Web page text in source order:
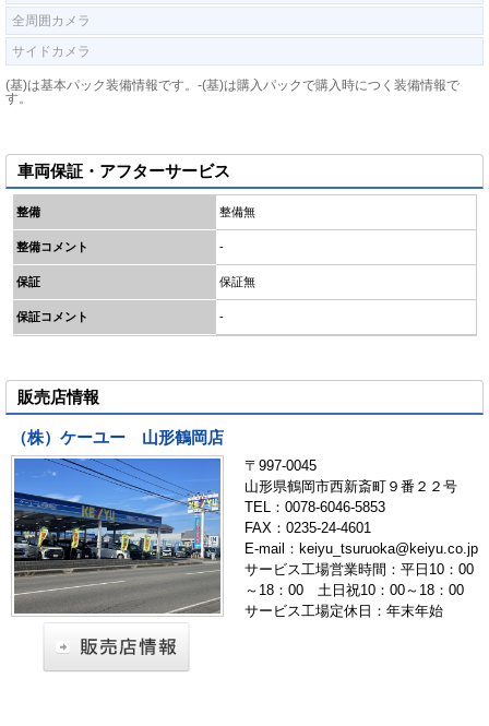
全周囲カメラ
サイドカメラ
(基)は基本パック装備情報です。-(基)は購入パックで購入時につく装備情報で
す。
車両保証・アフターサービス
整備 整備無
整備コメント -
保証 保証無
保証コメント -
販売店情報
（株）ケーユー 山形鶴岡店
〒997-0045
山形県鶴岡市西新斎町９番２２号
TEL：0078-6046-5853
FAX：0235-24-4601
E-mail：keiyu_tsuruoka@keiyu.co.jp
サービス工場営業時間：平日10：00
～18：00 土日祝10：00～18：00
サービス工場定休日：年末年始